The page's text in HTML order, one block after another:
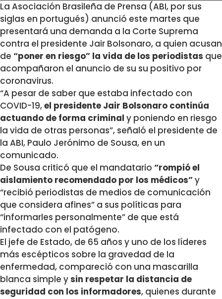
La Asociación Brasileña de Prensa (ABI, por sus
siglas en portugués) anunció este martes que
presentará una demanda a la Corte Suprema
contra el presidente Jair Bolsonaro, a quien acusan
de “poner en riesgo” la vida de los periodistas que
acompañaron el anuncio de su su positivo por
coronavirus.
“A pesar de saber que estaba infectado con
COVID-19,el presidente Jair Bolsonaro continúa
actuando de forma criminal y poniendo en riesgo
la vida de otras personas”, señaló el presidente de
la ABI, Paulo Jerónimo de Sousa, en un
comunicado.
De Sousa criticó que el mandatario “rompió el
aislamiento recomendado por los médicos”y
“recibió periodistas de medios de comunicación
que considera afines” a sus políticas para
“informarles personalmente” de que está
infectado con el patógeno.
El jefe de Estado, de 65 años y uno de los líderes
más escépticos sobre la gravedad de la
enfermedad, compareció con una mascarilla
blanca simple ysin respetar la distancia de
seguridad con los informadores, quienes durante